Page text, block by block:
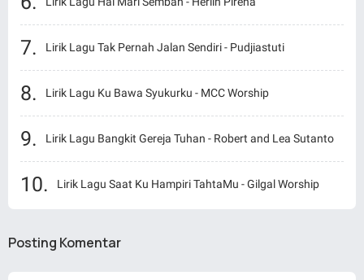
Lirik Lagu Tak Pernah Jalan Sendiri - Pudjiastuti
Lirik Lagu Ku Bawa Syukurku - MCC Worship
Lirik Lagu Bangkit Gereja Tuhan - Robert and Lea Sutanto
Lirik Lagu Saat Ku Hampiri TahtaMu - Gilgal Worship
Posting Komentar